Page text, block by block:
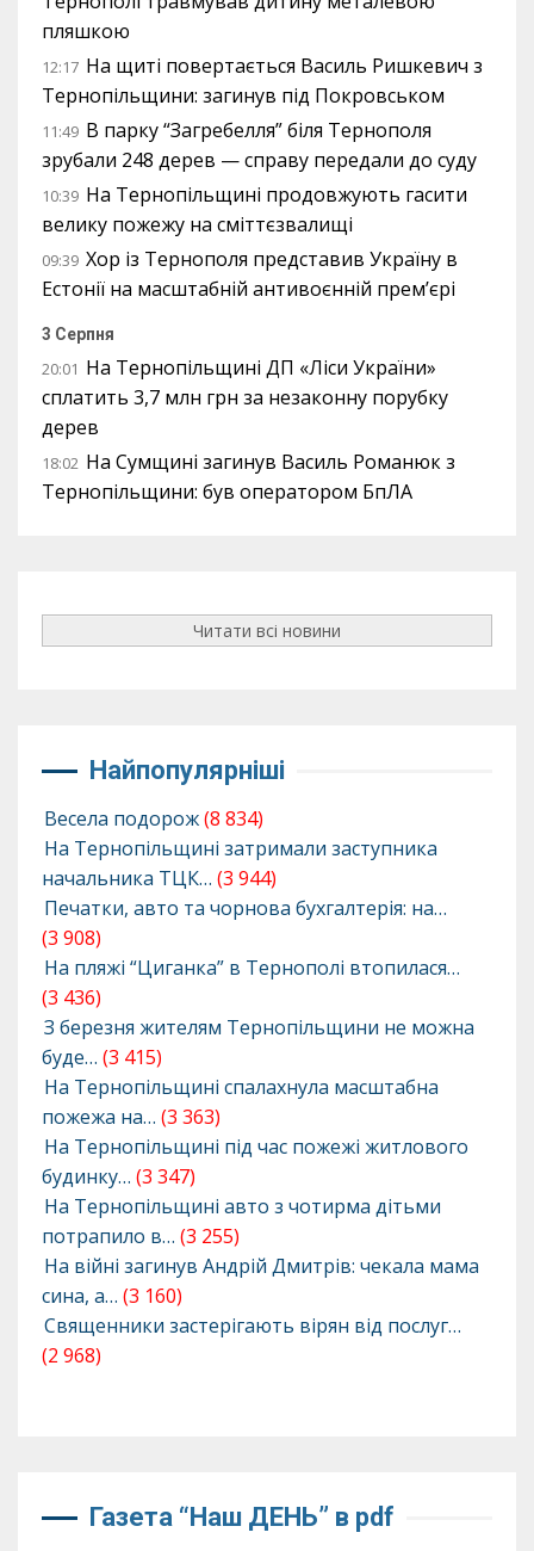
пляшкою
12:17 На щиті повертається Василь Ришкевич з
Тернопільщини: загинув під Покровськом
11:49 В парку “Загребелля” біля Тернополя
зрубали 248 дерев — справу передали до суду
10:39 На Тернопільщині продовжують гасити
велику пожежу на сміттєзвалищі
09:39 Хор із Тернополя представив Україну в
Естонії на масштабній антивоєнній прем’єрі
3 Серпня
20:01 На Тернопільщині ДП «Ліси України»
сплатить 3,7 млн грн за незаконну порубку
дерев
18:02 На Сумщині загинув Василь Романюк з
Тернопільщини: був оператором БпЛА
Читати всі новини
Найпопулярніші
Весела подорож(8 834)
На Тернопільщині затримали заступника
начальника ТЦК… (3 944)
Печатки, авто та чорнова бухгалтерія: на…
(3 908)
На пляжі “Циганка” в Тернополі втопилася…
(3 436)
З березня жителям Тернопільщини не можна
буде… (3 415)
На Тернопільщині спалахнула масштабна
пожежа на… (3 363)
На Тернопільщині під час пожежі житлового
будинку… (3 347)
На Тернопільщині авто з чотирма дітьми
потрапило в… (3 255)
На війні загинув Андрій Дмитрів: чекала мама
сина, а… (3 160)
Священники застерігають вірян від послуг…
(2 968)
Газета “Наш ДЕНЬ” в pdf